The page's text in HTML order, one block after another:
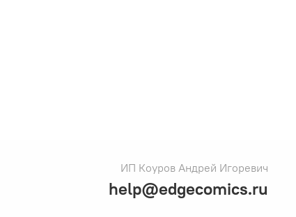
ИП Коуров Андрей Игоревич
help@edgecomics.ru